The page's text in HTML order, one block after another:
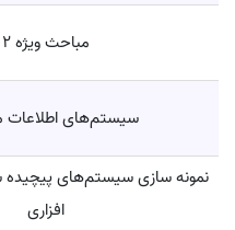
مباحث ویژه 2
سیستم‌های اطلاعات
نمونه سازی سیستم‌های
افزاری